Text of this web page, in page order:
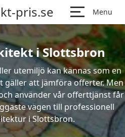
pris.se Menu
i Slottsbron
utemiljö kan kännas som en
gäller att jämföra offerter. Men
använder vår offerttjänst får
vägen till professionell
i Slottsbron.